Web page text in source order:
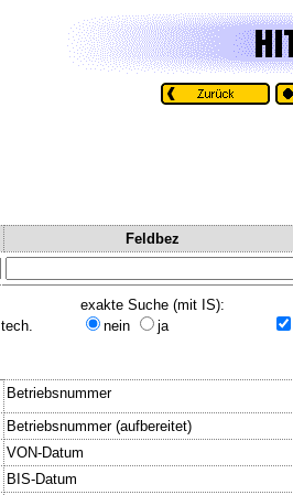
Feldbez
tech.
exakte Suche (mit IS):
nein
ja
Betriebsnummer
Betriebsnummer (aufbereitet)
VON-Datum
BIS-Datum